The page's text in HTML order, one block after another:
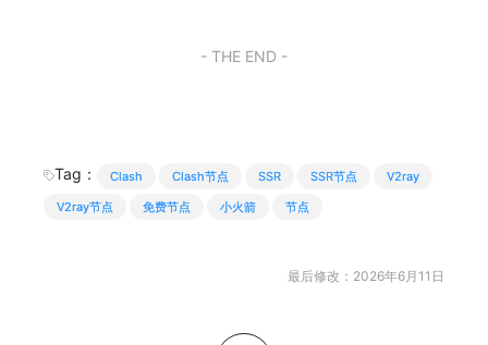
- THE END -
Tag： Clash Clash节点 SSR SSR节点
V2ray
V2ray节点
免费节点 小火箭 节点
最后修改：2026年6月11日